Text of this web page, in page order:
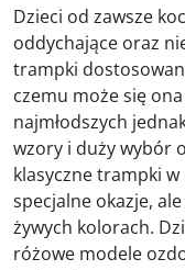
Dzieci od zawsze
oddychające oraz
trampki
czemu może się
najmłodszych
wzory i duży wybór
klasyczne trampki
specjalne okazje,
żywych kolorach.
różowe modele